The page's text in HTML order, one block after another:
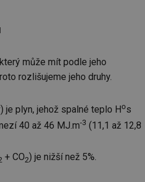
může mít podle jeho
rozlišujeme jeho druhy.
je plyn, jehož spalné teplo Hos
40 až 46 MJ.m-3 (11,1 až 12,8
+ CO2) je nižší než 5%.